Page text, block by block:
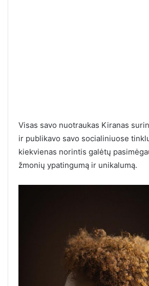
Visas savo nuotraukas Kiranas
ir publikavo savo socialiniuose
kiekvienas norintis galėtų
žmonių ypatingumą ir unikalumą.